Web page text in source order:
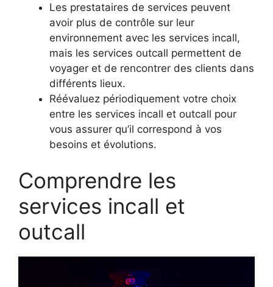
Les prestataires de services peuvent
avoir plus de contrôle sur leur
environnement avec les services incall,
mais les services outcall permettent de
voyager et de rencontrer des clients dans
différents lieux.
Réévaluez périodiquement votre choix
entre les services incall et outcall pour
vous assurer qu’il correspond à vos
besoins et évolutions.
Comprendre les
services incall et
outcall